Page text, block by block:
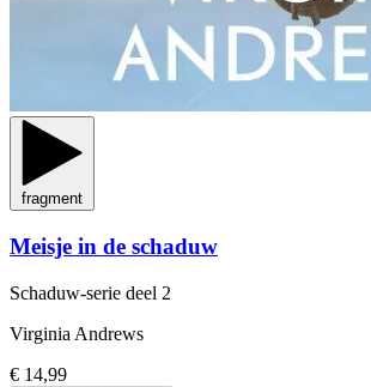
fragment
Meisje in de schaduw
Schaduw-serie deel 2
Virginia Andrews
€ 14,99